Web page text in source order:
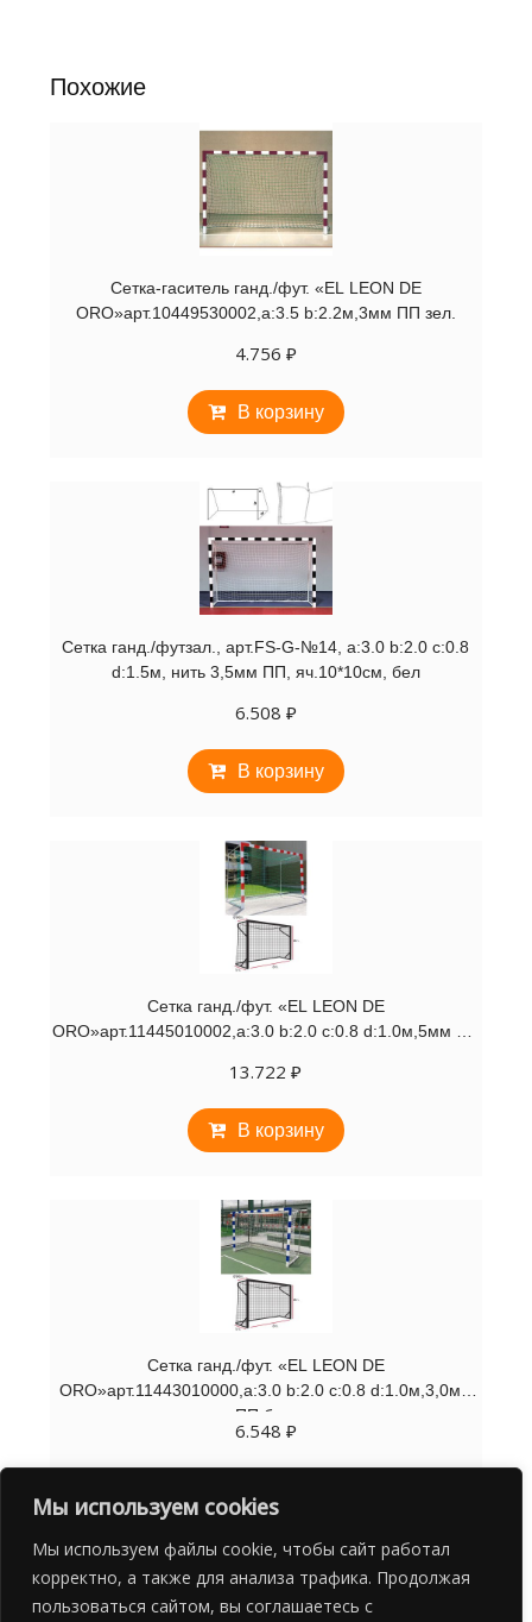
Мы используем cookies
Мы используем файлы cookie, чтобы сайт работал
корректно, а также для анализа трафика. Продолжая
пользоваться сайтом, вы соглашаетесь с
см,
Похожие
Сетка-гаситель ганд./фут. «EL LEON DE
ORO»арт.10449530002,a:3.5 b:2.2м,3мм ПП зел.
4.756 ₽
В корзину
Сетка ганд./футзал., арт.FS-G-№14, a:3.0 b:2.0 c:0.8
d:1.5м, нить 3,5мм ПП, яч.10*10см, бел
6.508 ₽
В корзину
Сетка ганд./фут. «EL LEON DE
ORO»арт.11445010002,a:3.0 b:2.0 c:0.8 d:1.0м,5мм ПП
13.722₽
В корзину
Сетка ганд./фут. «EL LEON DE
ORO»арт.11443010000,a:3.0 b:2.0 c:0.8 d:1.0м,3,0мм
ПП бел.
6.548 ₽